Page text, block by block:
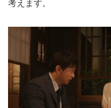
考えます。